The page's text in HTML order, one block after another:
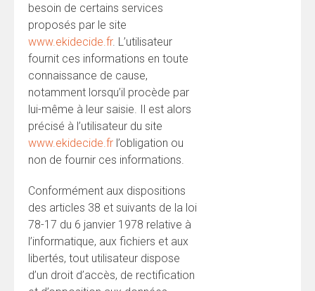
besoin de certains services
proposés par le site
www.ekidecide.fr. L’utilisateur
fournit ces informations en toute
connaissance de cause,
notamment lorsqu’il procède par
lui-même à leur saisie. Il est alors
précisé à l’utilisateur du site
www.ekidecide.fr l’obligation ou
non de fournir ces informations.
Conformément aux dispositions
des articles 38 et suivants de la loi
78-17 du 6 janvier 1978 relative à
l’informatique, aux fichiers et aux
libertés, tout utilisateur dispose
d’un droit d’accès, de rectification